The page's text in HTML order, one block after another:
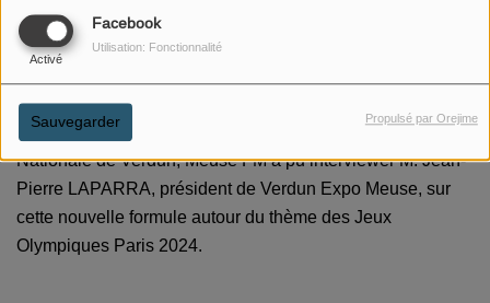
Facebook
Activé
Utilisation: Fonctionnalité
Sauvegarder Propulsé par Orejime
14 SEPTEMBRE 2023
ÉCOUTER LE PODCAST
A l'occasion du lancement de la 42ème édition de la Foire
Nationale de Verdun, Meuse FM a pu interviewer M. Jean-
Pierre LAPARRA, président de Verdun Expo Meuse, sur
cette nouvelle formule autour du thème des Jeux
Olympiques Paris 2024.